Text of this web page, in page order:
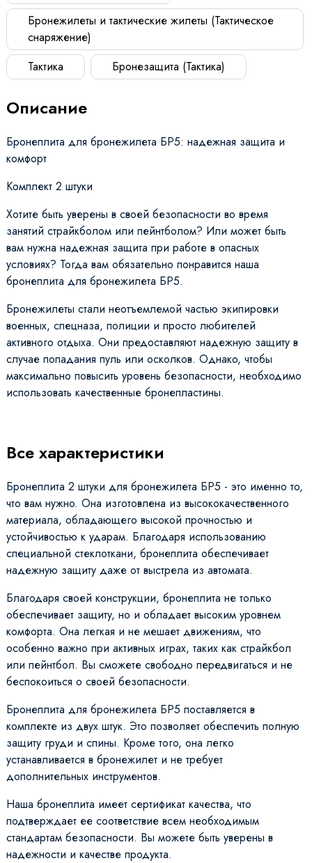
Бронежилеты и тактические жилеты (Тактическое
снаряжение)
Тактика
Бронезащита (Тактика)
Описание
Бронеплита для бронежилета БР5: надежная защита и
комфорт
Комплект 2 штуки
Хотите быть уверены в своей безопасности во время
занятий страйкболом или пейнтболом? Или может быть
вам нужна надежная защита при работе в опасных
условиях? Тогда вам обязательно понравится наша
бронеплита для бронежилета БР5.
Бронежилеты стали неотъемлемой частью экипировки
военных, спецназа, полиции и просто любителей
активного отдыха. Они предоставляют надежную защиту в
случае попадания пуль или осколков. Однако, чтобы
максимально повысить уровень безопасности, необходимо
использовать качественные бронепластины.
Все характеристики
Бронеплита 2 штуки для бронежилета БР5 - это именно то,
что вам нужно. Она изготовлена из высококачественного
материала, обладающего высокой прочностью и
устойчивостью к ударам. Благодаря использованию
специальной стеклоткани, бронеплита обеспечивает
надежную защиту даже от выстрела из автомата.
Благодаря своей конструкции, бронеплита не только
обеспечивает защиту, но и обладает высоким уровнем
комфорта. Она легкая и не мешает движениям, что
особенно важно при активных играх, таких как страйкбол
или пейнтбол. Вы сможете свободно передвигаться и не
беспокоиться о своей безопасности.
Бронеплита для бронежилета БР5 поставляется в
комплекте из двух штук. Это позволяет обеспечить полную
защиту груди и спины. Кроме того, она легко
устанавливается в бронежилет и не требует
дополнительных инструментов.
Наша бронеплита имеет сертификат качества, что
подтверждает ее соответствие всем необходимым
стандартам безопасности. Вы можете быть уверены в
надежности и качестве продукта.